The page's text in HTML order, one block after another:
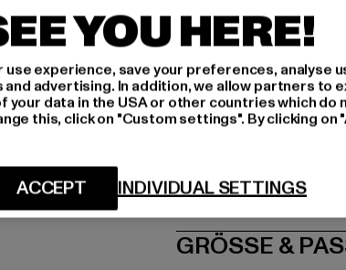
Kat.: Snapback
Farbe: blau
Hersteller Farbe: navy
Art.Nr: 6007-00155
Dr.-Robert-Murjahn-
GRÖSSE
YOU HERE!
experience, save your preferences, analyse
advertising. In addition, we allow partners to
data in the USA or other countries which do
this, click on "Custom settings". By clicking on
INDIVIDUAL SETTINGS
ACCEPT